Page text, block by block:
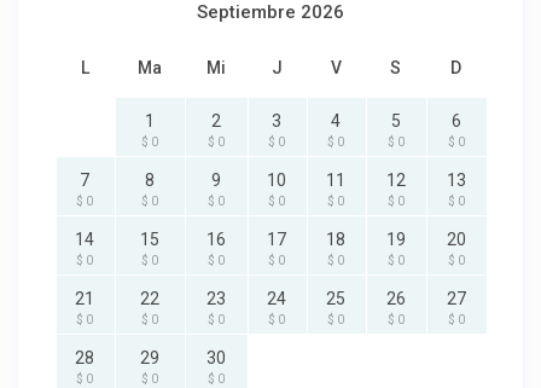
Septiembre 2026
L Ma Mi J V S D
1
$ 0
2
$ 0
3
$ 0
4
$ 0
5
$ 0
6
$ 0
7
$ 0
8
$ 0
9
$ 0
10
$ 0
11
$ 0
12
$ 0
13
$ 0
14
$ 0
15
$ 0
16
$ 0
17
$ 0
18
$ 0
19
$ 0
20
$ 0
21
$ 0
22
$ 0
23
$ 0
24
$ 0
25
$ 0
26
$ 0
27
$ 0
28
$ 0
29
$ 0
30
$ 0